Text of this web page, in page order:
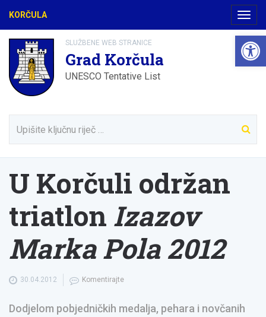
KORČULA
SLUŽBENE WEB STRANICE
Grad Korčula
UNESCO Tentative List
U Korčuli održan
triatlon Izazov
Marka Pola 2012
30.04.2012 Komentirajte
Dodjelom pobjedničkih medalja, pehara i novčanih